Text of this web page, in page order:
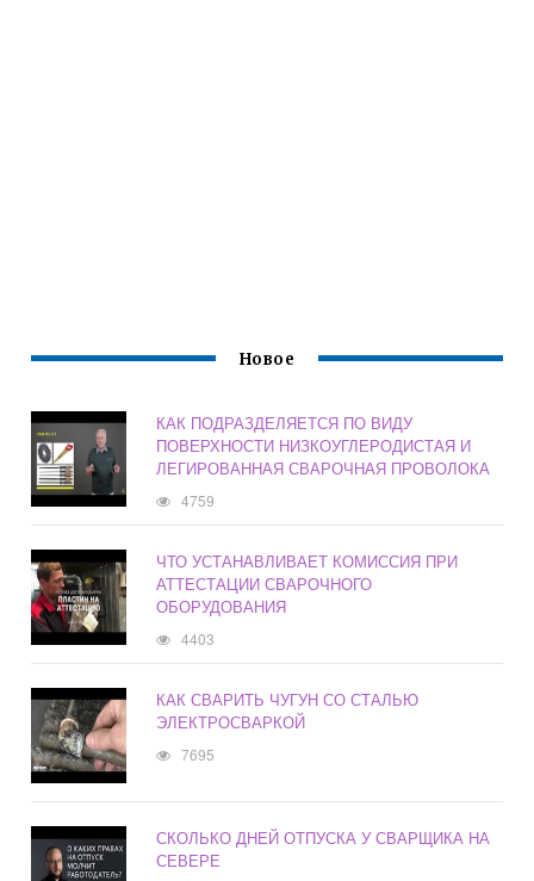
Новое
КАК ПОДРАЗДЕЛЯЕТСЯ ПО ВИДУ
ПОВЕРХНОСТИ НИЗКОУГЛЕРОДИСТАЯ И
ЛЕГИРОВАННАЯ СВАРОЧНАЯ ПРОВОЛОКА
4759
ЧТО УСТАНАВЛИВАЕТ КОМИССИЯ ПРИ
АТТЕСТАЦИИ СВАРОЧНОГО
ОБОРУДОВАНИЯ
4403
КАК СВАРИТЬ ЧУГУН СО СТАЛЬЮ
ЭЛЕКТРОСВАРКОЙ
7695
СКОЛЬКО ДНЕЙ ОТПУСКА У СВАРЩИКА НА
СЕВЕРЕ